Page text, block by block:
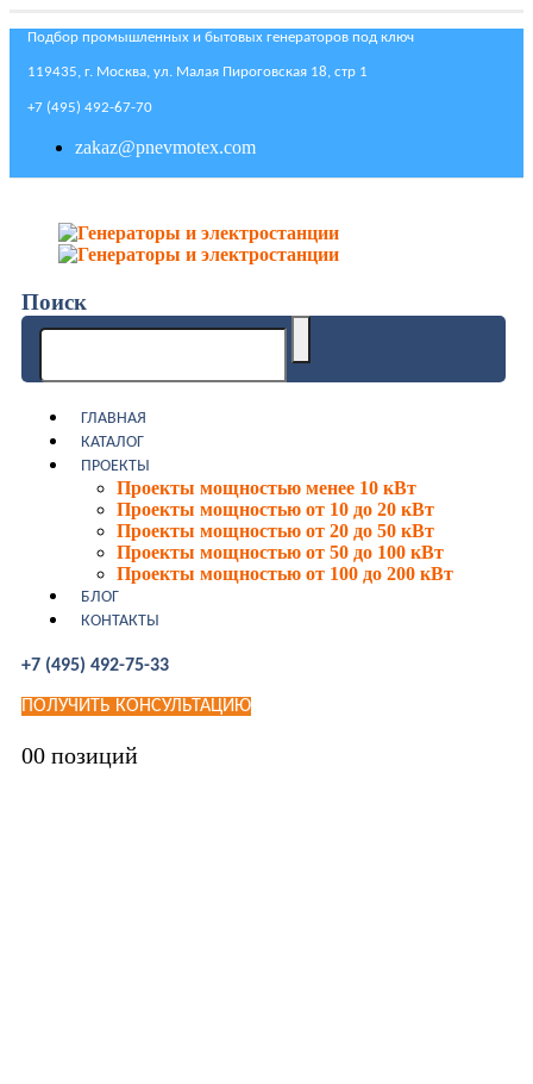
Подбор промышленных и бытовых генераторов под ключ
119435, г. Москва, ул. Малая Пироговская 18, стр 1
+7 (495) 492-67-70
zakaz@pnevmotex.com
Поиск
ГЛАВНАЯ
КАТАЛОГ
ПРОЕКТЫ
Проекты мощностью менее 10 кВт
Проекты мощностью от 10 до 20 кВт
Проекты мощностью от 20 до 50 кВт
Проекты мощностью от 50 до 100 кВт
Проекты мощностью от 100 до 200 кВт
БЛОГ
КОНТАКТЫ
+7 (495) 492-75-33
ПОЛУЧИТЬ КОНСУЛЬТАЦИЮ
00 позиций